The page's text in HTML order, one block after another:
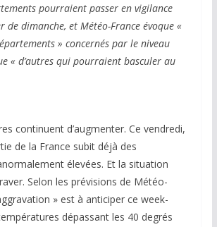
pourraient passer en vigilance
de dimanche, et Météo-France évoque «
» concernés par le niveau
« d’autres qui pourraient basculer au
continuent d’augmenter. Ce vendredi,
de la France subit déjà des
élevées. Et la situation
Selon les prévisions de Météo-
» est à anticiper ce week-
dépassant les 40 degrés